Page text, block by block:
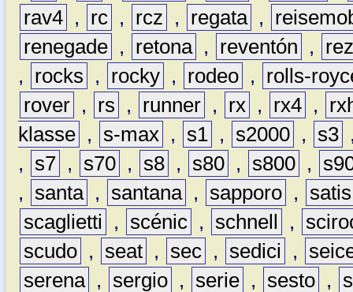
rav4 , rc , rcz , regata ,
renegade , retona , reventón ,
,
rocks , rocky , rodeo ,
rolls-
rover , rs , runner , rx , rx4 ,
klasse , s-max , s1 , s2000 , s3
,
s7 , s70 , s8 , s80 , s800 ,
,
santa , santana , sapporo ,
satis
scaglietti
, scénic , schnell ,
scudo , seat , sec , sedici ,
serena , sergio , serie , sesto ,